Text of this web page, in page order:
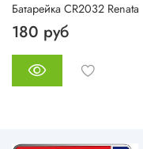
Батарейка CR2032 Renata
180 руб